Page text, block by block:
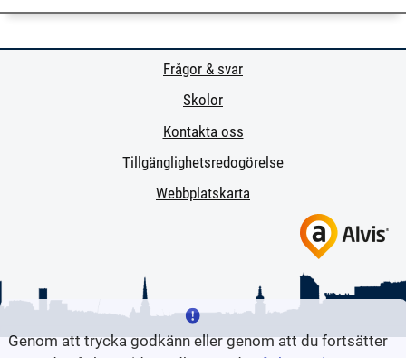
Frågor & svar
Skolor
Kontakta oss
Tillgänglighetsredogörelse
Webbplatskarta
Genom att trycka godkänn eller genom att du fortsätter